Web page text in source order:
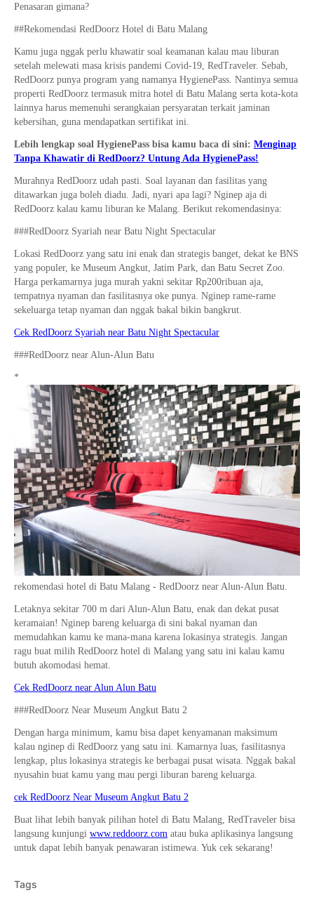
Penasaran gimana?
##Rekomendasi RedDoorz Hotel di Batu Malang
Kamu juga nggak perlu khawatir soal keamanan kalau mau liburan
setelah melewati masa krisis pandemi Covid-19, RedTraveler. Sebab,
RedDoorz punya program yang namanya HygienePass. Nantinya semua
properti RedDoorz termasuk mitra hotel di Batu Malang serta kota-kota
lainnya harus memenuhi serangkaian persyaratan terkait jaminan
kebersihan, guna mendapatkan sertifikat ini.
Lebih lengkap soal HygienePass bisa kamu baca di sini: Menginap
Tanpa Khawatir di RedDoorz? Untung Ada HygienePass!
Murahnya RedDoorz udah pasti. Soal layanan dan fasilitas yang
ditawarkan juga boleh diadu. Jadi, nyari apa lagi? Nginep aja di
RedDoorz kalau kamu liburan ke Malang. Berikut rekomendasinya:
###RedDoorz Syariah near Batu Night Spectacular
Lokasi RedDoorz yang satu ini enak dan strategis banget, dekat ke BNS
yang populer, ke Museum Angkut, Jatim Park, dan Batu Secret Zoo.
Harga perkamarnya juga murah yakni sekitar Rp200ribuan aja,
tempatnya nyaman dan fasilitasnya oke punya. Nginep rame-rame
sekeluarga tetap nyaman dan nggak bakal bikin bangkrut.
Cek RedDoorz Syariah near Batu Night Spectacular
###RedDoorz near Alun-Alun Batu
*
rekomendasi hotel di Batu Malang - RedDoorz near Alun-Alun Batu.
Letaknya sekitar 700 m dari Alun-Alun Batu, enak dan dekat pusat
keramaian! Nginep bareng keluarga di sini bakal nyaman dan
memudahkan kamu ke mana-mana karena lokasinya strategis. Jangan
ragu buat milih RedDoorz hotel di Malang yang satu ini kalau kamu
butuh akomodasi hemat.
Cek RedDoorz near Alun Alun Batu
###RedDoorz Near Museum Angkut Batu 2
Dengan harga minimum, kamu bisa dapet kenyamanan maksimum
kalau nginep di RedDoorz yang satu ini. Kamarnya luas, fasilitasnya
lengkap, plus lokasinya strategis ke berbagai pusat wisata. Nggak bakal
nyusahin buat kamu yang mau pergi liburan bareng keluarga.
cek RedDoorz Near Museum Angkut Batu 2
Buat lihat lebih banyak pilihan hotel di Batu Malang, RedTraveler bisa
langsung kunjungi www.reddoorz.com atau buka aplikasinya langsung
untuk dapat lebih banyak penawaran istimewa. Yuk cek sekarang!
Tags